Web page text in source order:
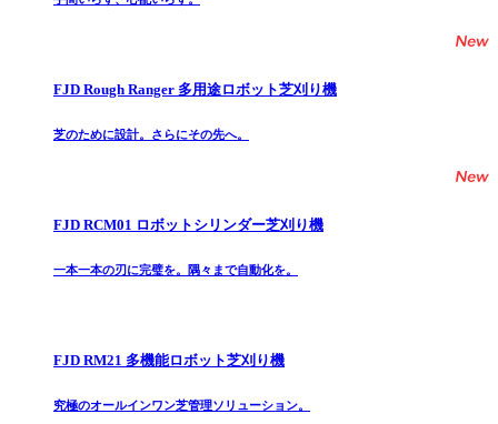
FJD Rough Ranger 多用途ロボット芝刈り機
芝のために設計。さらにその先へ。
FJD RCM01 ロボットシリンダー芝刈り機
一本一本の刃に完璧を。隅々まで自動化を。
FJD RM21 多機能ロボット芝刈り機
究極のオールインワン芝管理ソリューション。